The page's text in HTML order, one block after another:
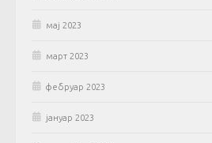
мај 2023
март 2023
фебруар 2023
јануар 2023